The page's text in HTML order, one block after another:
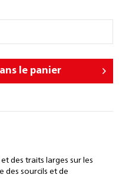
le panier
des traits larges sur les
des sourcils et de